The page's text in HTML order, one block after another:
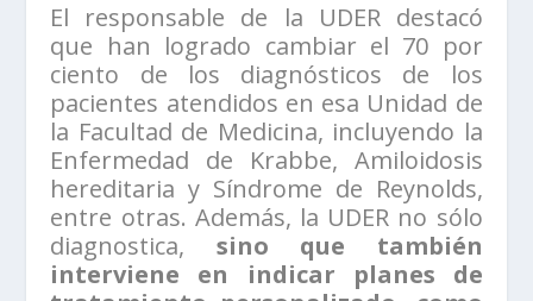
El responsable de la UDER destacó
que han logrado cambiar el 70 por
ciento de los diagnósticos de los
pacientes atendidos en esa Unidad de
la Facultad de Medicina, incluyendo la
Enfermedad de Krabbe, Amiloidosis
hereditaria y Síndrome de Reynolds,
entre otras. Además, la UDER no sólo
diagnostica, sino que también
interviene en indicar planes de